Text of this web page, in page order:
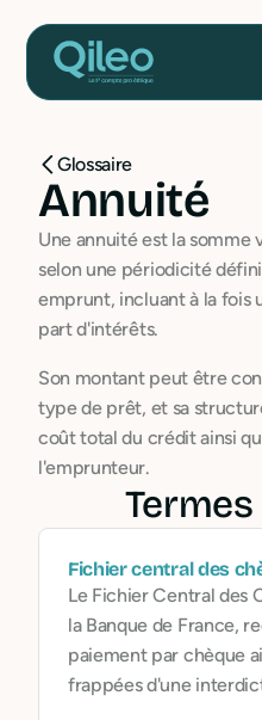
Glossaire
Annuité
Une annuité est la somme
selon une périodicité
emprunt, incluant à la fois
part d'intérêts.
Son montant peut être
type de prêt, et sa
coût total du crédit ainsi
l'emprunteur.
Fichier central des
Le Fichier Central des
la Banque de France,
paiement par chèque
frappées d'une